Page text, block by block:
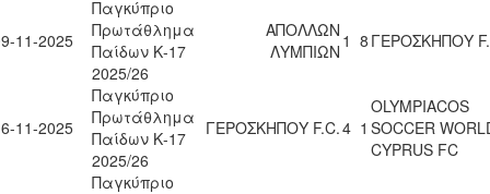
11-2025
Παγκύπριο
Πρωτάθλημα
Παίδων Κ-17
2025/26
ΑΠΟΛΛΩΝ
ΛΥΜΠΙΩΝ 1 8 ΓΕΡΟΣΚΗΠΟΥ
11-2025
Παγκύπριο
Πρωτάθλημα
Παίδων Κ-17
2025/26
ΓΕΡΟΣΚΗΠΟΥ F.C.4 1
OLYMPIACOS
SOCCER
CYPRUS FC
Παγκύπριο